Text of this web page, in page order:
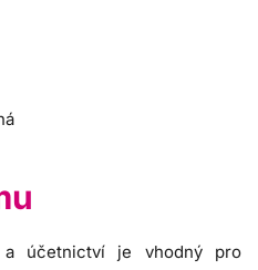
a účetnictví je vhodný pro